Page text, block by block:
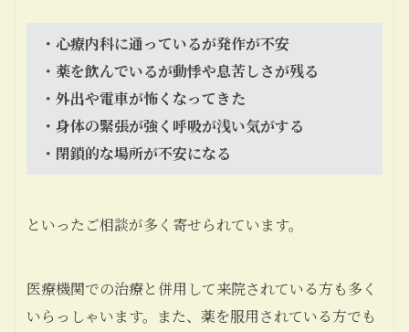
・心療内科に通っているが発作が不安
・薬を飲んでいるが動悸や息苦しさが残る
・外出や電車が怖くなってきた
・身体の緊張が強く呼吸が浅い気がする
・閉鎖的な場所が不安になる
といったご相談が多く寄せられています。
医療機関での治療と併用して来院されている方も多く
いらっしゃいます。また、薬を服用されている方でも